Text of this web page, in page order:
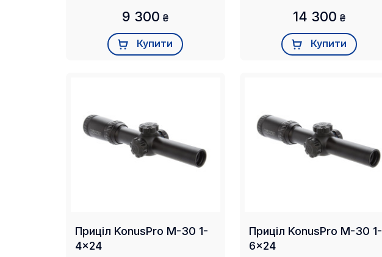
9 300 ₴
Купити
14 300 ₴
Купити
Приціл KonusPro M-30 1-
4x24
Приціл KonusPro M-30 1-
6x24